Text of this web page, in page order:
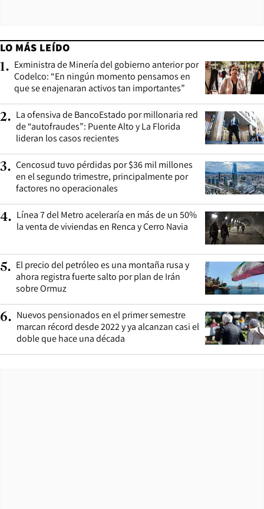
LO MÁS LEÍDO
1. Exministra de Minería del gobierno anterior por
Codelco: “En ningún momento pensamos en
que se enajenaran activos tan importantes”
2. La ofensiva de BancoEstado por millonaria red
de “autofraudes”: Puente Alto y La Florida
lideran los casos recientes
3. Cencosud tuvo pérdidas por $36 mil millones
en el segundo trimestre, principalmente por
factores no operacionales
4. Línea 7 del Metro aceleraría en más de un 50%
la venta de viviendas en Renca y Cerro Navia
5. El precio del petróleo es una montaña rusa y
ahora registra fuerte salto por plan de Irán
sobre Ormuz
6. Nuevos pensionados en el primer semestre
marcan récord desde 2022 y ya alcanzan casi el
doble que hace una década